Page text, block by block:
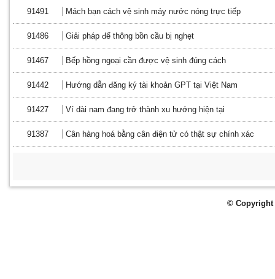
91491 Mách bạn cách vệ sinh máy nước nóng trực tiếp
91486 Giải pháp để thông bồn cầu bị nghẹt
91467 Bếp hồng ngoại cần được vệ sinh đúng cách
91442 Hướng dẫn đăng ký tài khoản GPT tại Việt Nam
91427 Ví dài nam đang trở thành xu hướng hiện tại
91387 Cân hàng hoá bằng cân điện tử có thật sự chính xác
© Copyright